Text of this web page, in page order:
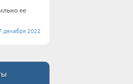
ее
декабря 2022